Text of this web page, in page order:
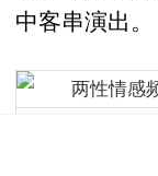
中客串演出。